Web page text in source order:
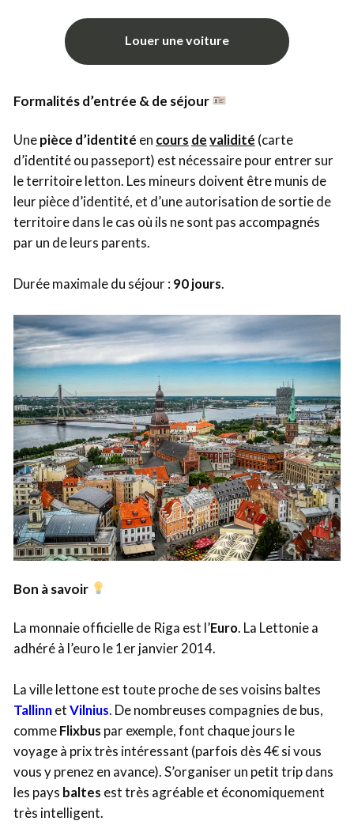
Louer une voiture
Formalités d’entrée & de séjour
Unepièce d’identité en cours devalidité (carte
d’identité ou passeport) est nécessaire pour entrer sur
le territoire letton. Les mineurs doivent être munis de
leur pièce d’identité, et d’une autorisation de sortie de
territoire dans le cas où ils ne sont pas accompagnés
par un de leurs parents.
Durée maximale du séjour : 90jours.
Bon à savoir
La monnaie officielle de Riga est l’Euro. La Lettonie a
adhéré à l’euro le 1er janvier 2014.
La ville lettone est toute proche de ses voisins baltes
TallinnetVilnius. De nombreuses compagnies de bus,
commeFlixbus par exemple, font chaque jours le
voyage à prix très intéressant (parfois dès 4€ si vous
vous y prenez en avance). S’organiser un petit trip dans
les pays baltes est très agréable et économiquement
très intelligent.